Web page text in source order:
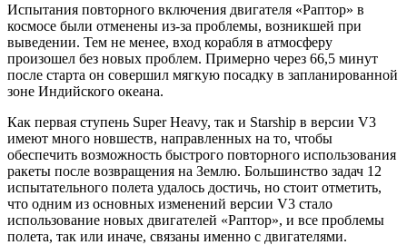
Испытания повторного включения двигателя «Раптор» в
космосе были отменены из-за проблемы, возникшей при
выведении. Тем не менее, вход корабля в атмосферу
произошел без новых проблем. Примерно через 66,5 минут
после старта он совершил мягкую посадку в запланированной
зоне Индийского океана.
Как первая ступень Super Heavy, так и Starship в версии V3
имеют много новшеств, направленных на то, чтобы
обеспечить возможность быстрого повторного использования
ракеты после возвращения на Землю. Большинство задач 12
испытательного полета удалось достичь, но стоит отметить,
что одним из основных изменений версии V3 стало
использование новых двигателей «Раптор», и все проблемы
полета, так или иначе, связаны именно с двигателями.